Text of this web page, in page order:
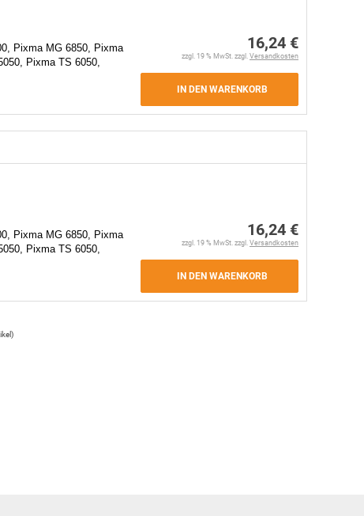
Pixma MG 6850, Pixma
Pixma TS 6050,
16,24 €
zzgl. 19 % MwSt. zzgl. Versandkosten
IN DEN WARENKORB
Pixma MG 6850, Pixma
Pixma TS 6050,
16,24 €
zzgl. 19 % MwSt. zzgl. Versandkosten
IN DEN WARENKORB
)